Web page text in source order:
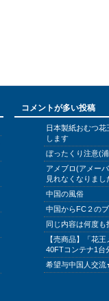
コメントが多い投稿
日本製紙おむつ
します
ぼったくり注意(
アメブロ(アメー
見れなくなりまし
中国の風俗
中国からFC２の
同じ内容は何度
【売商品】「花
40FTコンテナ1台
希望与中国人交